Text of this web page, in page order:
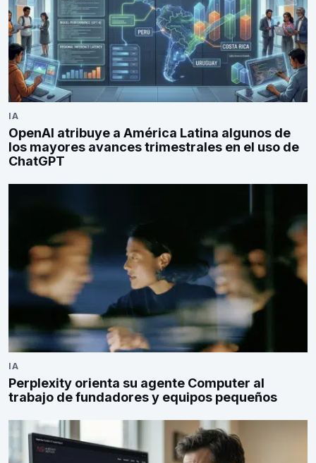
IA
OpenAI atribuye a América Latina algunos de
los mayores avances trimestrales en el uso de
ChatGPT
IA
Perplexity orienta su agente Computer al
trabajo de fundadores y equipos pequeños